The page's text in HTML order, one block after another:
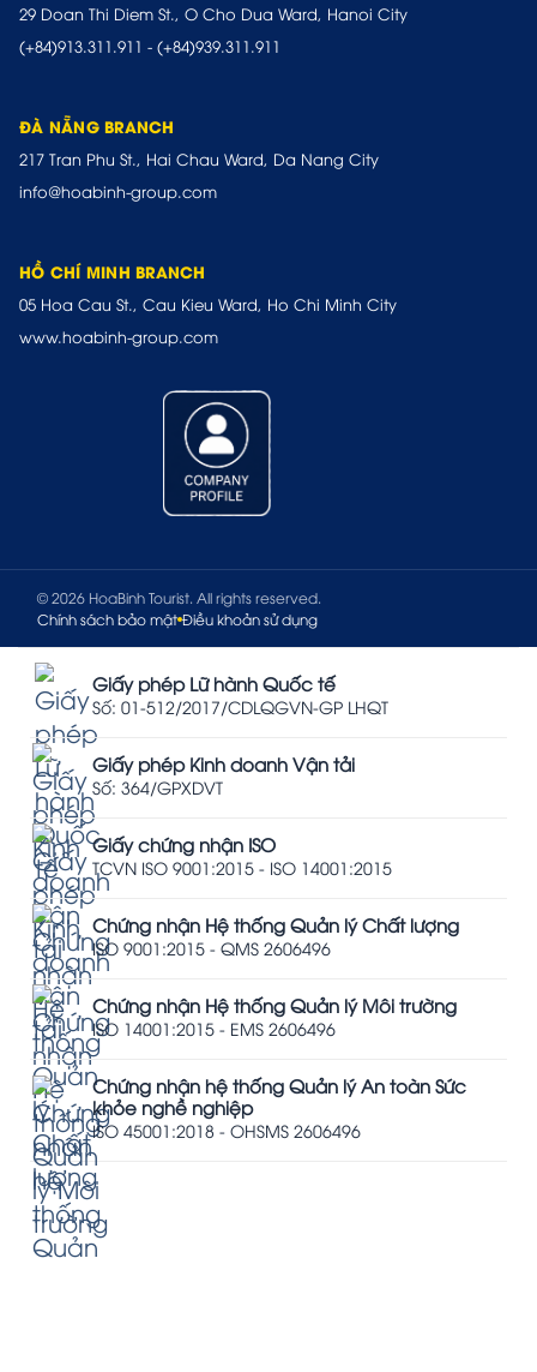
29 Doan Thi Diem St., O Cho Dua Ward, Hanoi City
(+84)913.311.911 - (+84)939.311.911
ĐÀ NẴNG BRANCH
217 Tran Phu St., Hai Chau Ward, Da Nang City
info@hoabinh-group.com
HỒ CHÍ MINH BRANCH
05 Hoa Cau St., Cau Kieu Ward, Ho Chi Minh City
www.hoabinh-group.com
© 2026 HoaBinh Tourist. All rights reserved.
Chính sách bảo mật Điều khoản sử dụng
Giấy phép Lữ hành Quốc tế
Số: 01-512/2017/CDLQGVN-GP LHQT
Giấy phép Kinh doanh Vận tải
Số: 364/GPXDVT
Giấy chứng nhận ISO
TCVN ISO 9001:2015 - ISO 14001:2015
Chứng nhận Hệ thống Quản lý Chất lượng
ISO 9001:2015 - QMS 2606496
Chứng nhận Hệ thống Quản lý Môi trường
ISO 14001:2015 - EMS 2606496
Chứng nhận hệ thống Quản lý An toàn Sức
khỏe nghề nghiệp
ISO 45001:2018 - OHSMS 2606496